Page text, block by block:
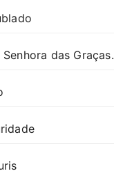
das Graças.